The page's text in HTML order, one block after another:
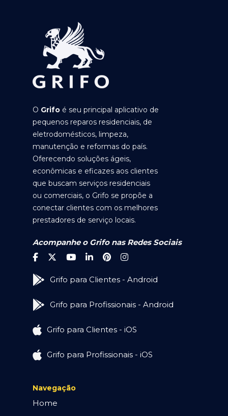
O Grifo é seu principal aplicativo de
pequenos reparos residenciais, de
eletrodomésticos, limpeza,
manutenção e reformas do país.
Oferecendo soluções ágeis,
econômicas e eficazes aos clientes
que buscam serviços residenciais
ou comerciais, o Grifo se propõe a
conectar clientes com os melhores
prestadores de serviço locais.
Acompanhe o Grifo nas Redes Sociais
Grifo para Clientes - Android
Grifo para Profissionais - Android
Grifo para Clientes - iOS
Grifo para Profissionais - iOS
Navegação
Home